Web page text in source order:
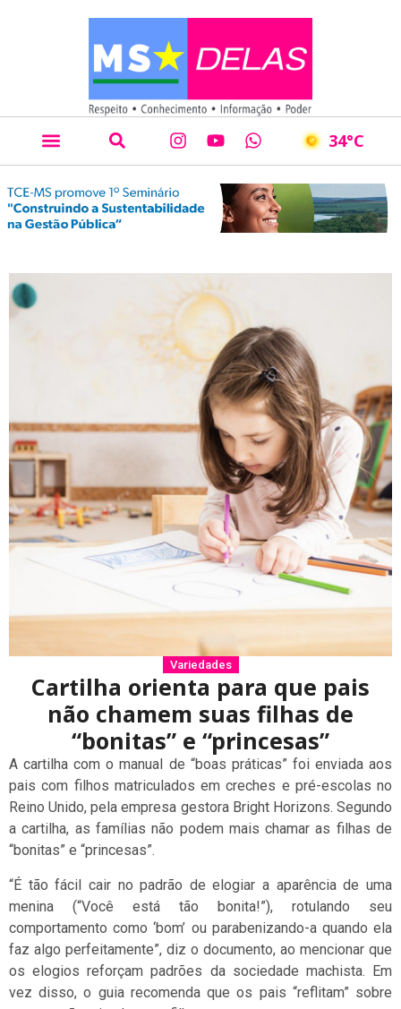
34°C
Variedades
Cartilha orienta para que pais
não chamem suas filhas de
“bonitas” e “princesas”
A cartilha com o manual de “boas práticas” foi enviada aos
pais com filhos matriculados em creches e pré-escolas no
Reino Unido, pela empresa gestora Bright Horizons. Segundo
a cartilha, as famílias não podem mais chamar as filhas de
“bonitas” e “princesas”.
“É tão fácil cair no padrão de elogiar a aparência de uma
menina (“Você está tão bonita!”), rotulando seu
comportamento como ‘bom’ ou parabenizando-a quando ela
faz algo perfeitamente”, diz o documento, ao mencionar que
os elogios reforçam padrões da sociedade machista. Em
vez disso, o guia recomenda que os pais “reflitam” sobre